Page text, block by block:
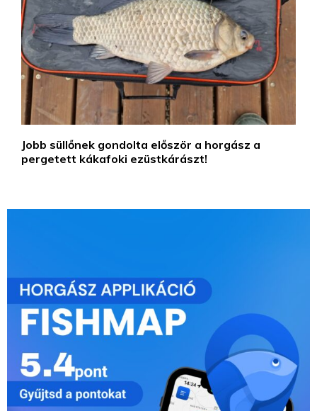
Jobb süllőnek gondolta először a horgász a
pergetett kákafoki ezüstkárászt!